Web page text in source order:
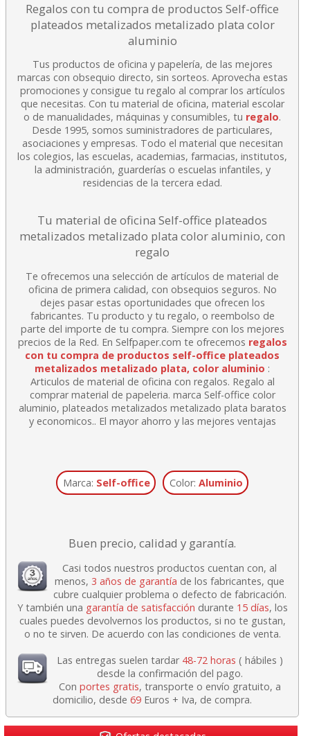
Regalos con tu compra de productos Self-office
plateados metalizados metalizado plata color
aluminio
Tus productos de oficina y papelería, de las mejores
marcas con obsequio directo, sin sorteos. Aprovecha estas
promociones y consigue tu regalo al comprar los artículos
que necesitas. Con tu material de oficina, material escolar
o de manualidades, máquinas y consumibles, tu regalo.
Desde 1995, somos suministradores de particulares,
asociaciones y empresas. Todo el material que necesitan
los colegios, las escuelas, academias, farmacias, institutos,
la administración, guarderías o escuelas infantiles, y
residencias de la tercera edad.
Tu material de oficina Self-office plateados
metalizados metalizado plata color aluminio, con
regalo
Te ofrecemos una selección de artículos de material de
oficina de primera calidad, con obsequios seguros. No
dejes pasar estas oportunidades que ofrecen los
fabricantes. Tu producto y tu regalo, o reembolso de
parte del importe de tu compra. Siempre con los mejores
precios de la Red. En Selfpaper.com te ofrecemos regalos
con tu compra de productos self-office plateados
metalizados metalizado plata, color aluminio :
Articulos de material de oficina con regalos. Regalo al
comprar material de papeleria. marca Self-office color
aluminio, plateados metalizados metalizado plata baratos
y economicos.. El mayor ahorro y las mejores ventajas
Marca: Self-office Color:Aluminio
Buen precio, calidad y garantía.
Casi todos nuestros productos cuentan con, al
menos, 3 años de garantía de los fabricantes, que
cubre cualquier problema o defecto de fabricación.
Y también una garantía de satisfacción durante 15 días, los
cuales puedes devolvernos los productos, si no te gustan,
o no te sirven. De acuerdo con las condiciones de venta.
Las entregas suelen tardar 48-72 horas ( hábiles )
desde la confirmación del pago.
Con portes gratis, transporte o envío gratuito, a
domicilio, desde69 Euros + Iva, de compra.